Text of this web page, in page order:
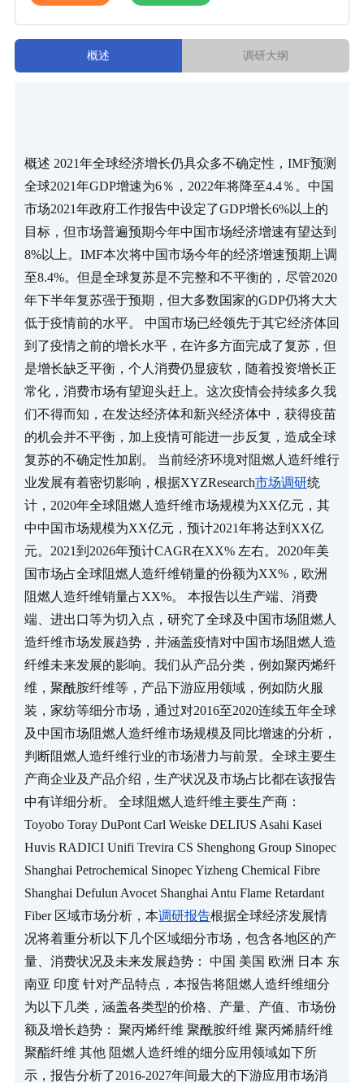
概述 调研大纲
概述 2021年全球经济增长仍具众多不确定性，IMF预测
全球2021年GDP增速为6％，2022年将降至4.4％。中国
市场2021年政府工作报告中设定了GDP增长6%以上的
目标，但市场普遍预期今年中国市场经济增速有望达到
8%以上。IMF本次将中国市场今年的经济增速预期上调
至8.4%。但是全球复苏是不完整和不平衡的，尽管2020
年下半年复苏强于预期，但大多数国家的GDP仍将大大
低于疫情前的水平。 中国市场已经领先于其它经济体回
到了疫情之前的增长水平，在许多方面完成了复苏，但
是增长缺乏平衡，个人消费仍显疲软，随着投资增长正
常化，消费市场有望迎头赶上。这次疫情会持续多久我
们不得而知，在发达经济体和新兴经济体中，获得疫苗
的机会并不平衡，加上疫情可能进一步反复，造成全球
复苏的不确定性加剧。 当前经济环境对阻燃人造纤维行
业发展有着密切影响，根据XYZResearch市场调研统
计，2020年全球阻燃人造纤维市场规模为XX亿元，其
中中国市场规模为XX亿元，预计2021年将达到XX亿
元。2021到2026年预计CAGR在XX% 左右。2020年美
国市场占全球阻燃人造纤维销量的份额为XX%，欧洲
阻燃人造纤维销量占XX%。 本报告以生产端、消费
端、进出口等为切入点，研究了全球及中国市场阻燃人
造纤维市场发展趋势，并涵盖疫情对中国市场阻燃人造
纤维未来发展的影响。我们从产品分类，例如聚丙烯纤
维，聚酰胺纤维等，产品下游应用领域，例如防火服
装，家纺等细分市场，通过对2016至2020连续五年全球
及中国市场阻燃人造纤维市场规模及同比增速的分析，
判断阻燃人造纤维行业的市场潜力与前景。全球主要生
产商企业及产品介绍，生产状况及市场占比都在该报告
中有详细分析。 全球阻燃人造纤维主要生产商：
Toyobo Toray DuPont Carl Weiske DELIUS Asahi Kasei
Huvis RADICI Unifi Trevira CS Shenghong Group Sinopec
Shanghai Petrochemical Sinopec Yizheng Chemical Fibre
Shanghai Defulun Avocet Shanghai Antu Flame Retardant
Fiber 区域市场分析，本调研报告根据全球经济发展情
况将着重分析以下几个区域细分市场，包含各地区的产
量、消费状况及未来发展趋势： 中国 美国 欧洲 日本 东
南亚 印度 针对产品特点，本报告将阻燃人造纤维细分
为以下几类，涵盖各类型的价格、产量、产值、市场份
额及增长趋势： 聚丙烯纤维 聚酰胺纤维 聚丙烯腈纤维
聚酯纤维 其他 阻燃人造纤维的细分应用领域如下所
示，报告分析了2016-2027年间最大的下游应用市场消